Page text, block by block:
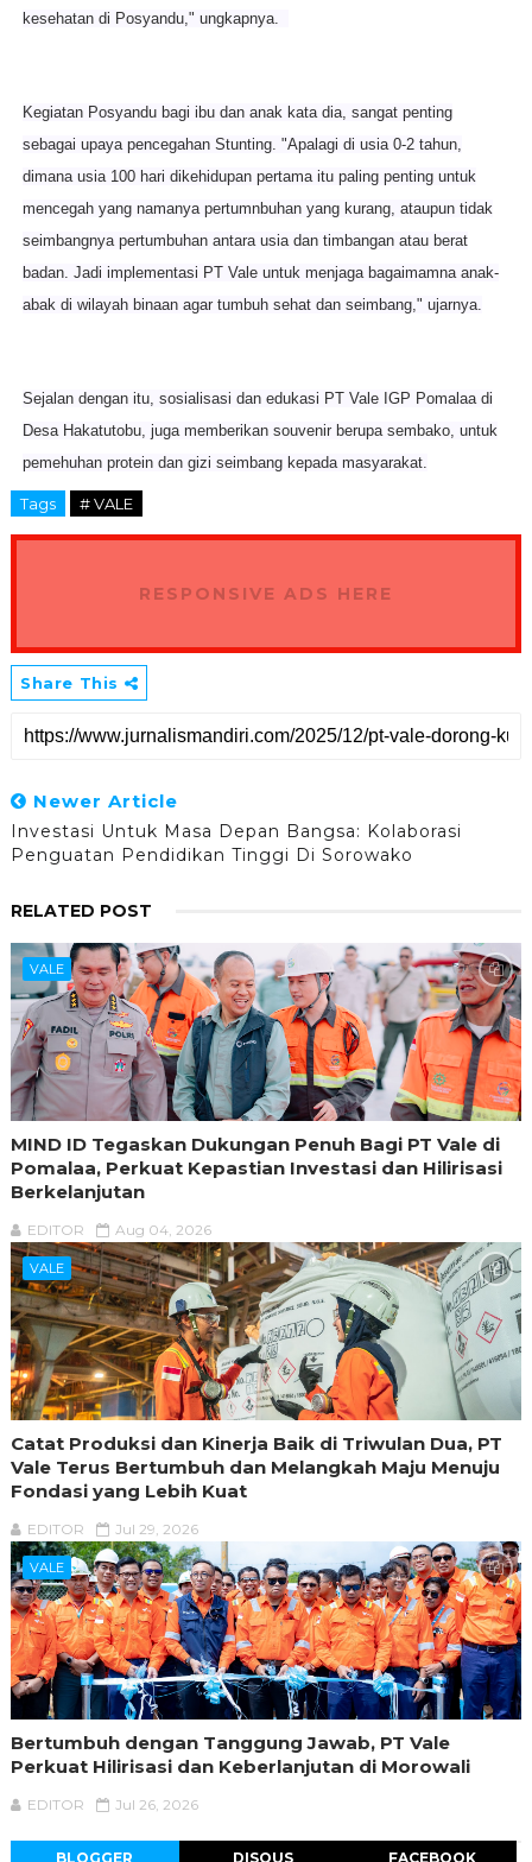
kesehatan di Posyandu," ungkapnya.
Kegiatan Posyandu bagi ibu dan anak kata dia, sangat penting
sebagai upaya pencegahan Stunting. "Apalagi di usia 0-2 tahun,
dimana usia 100 hari di kehidupan pertama itu paling penting untuk
mencegah yang namanya pertumnbuhan yang kurang, ataupun tidak
seimbangnya pertumbuhan antara usia dan timbangan atau berat
badan. Jadi implementasi PT Vale untuk menjaga bagaimamna anak-
abak di wilayah binaan agar tumbuh sehat dan seimbang," ujarnya.
Sejalan dengan itu, sosialisasi dan edukasi PT Vale IGP Pomalaa di
Desa Hakatutobu, juga memberikan souvenir berupa sembako, untuk
pemehuhan protein dan gizi seimbang kepada masyarakat.
Tags # VALE
RESPONSIVE ADS HERE
Share This
Newer Article
Investasi Untuk Masa Depan Bangsa: Kolaborasi
Penguatan Pendidikan Tinggi Di Sorowako
RELATED POST
VALE
MIND ID Tegaskan Dukungan Penuh Bagi PT Vale di
Pomalaa, Perkuat Kepastian Investasi dan Hilirisasi
Berkelanjutan
EDITOR Aug 04, 2026
VALE
Catat Produksi dan Kinerja Baik di Triwulan Dua, PT
Vale Terus Bertumbuh dan Melangkah Maju Menuju
Fondasi yang Lebih Kuat
EDITOR Jul 29, 2026
VALE
Bertumbuh dengan Tanggung Jawab, PT Vale
Perkuat Hilirisasi dan Keberlanjutan di Morowali
EDITOR Jul 26, 2026
BLOGGER DISQUS FACEBOOK